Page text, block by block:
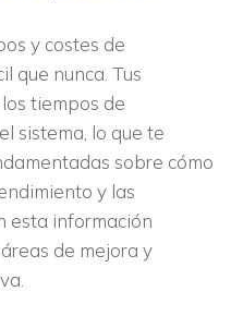
y costes de
que nunca. Tus
tiempos de
sistema, lo que te
sobre cómo
y las
esta información
de mejora y